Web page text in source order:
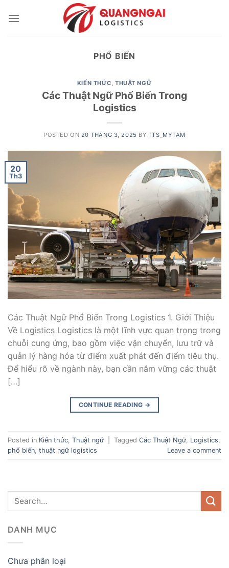
PHỔ BIẾN
KIẾN THỨC,THUẬT NGỮ
Các Thuật Ngữ Phổ Biến Trong
Logistics
POSTED ON 20 THÁNG 3, 2025 BY TTS_MYTAM
20
Th3
Các Thuật Ngữ Phổ Biến Trong Logistics 1. Giới Thiệu
Về Logistics Logistics là một lĩnh vực quan trọng trong
chuỗi cung ứng, bao gồm việc vận chuyển, lưu trữ và
quản lý hàng hóa từ điểm xuất phát đến điểm tiêu thụ.
Để hiểu rõ về ngành này, bạn cần nắm vững các thuật
[…]
CONTINUE READING →
Posted in Kiến thức Thuật ngữ Tagged Các Thuật Ngữ Logistics
phổ biến thuật ngữ logistics Leave a comment
DANH MỤC
Chưa phân loại